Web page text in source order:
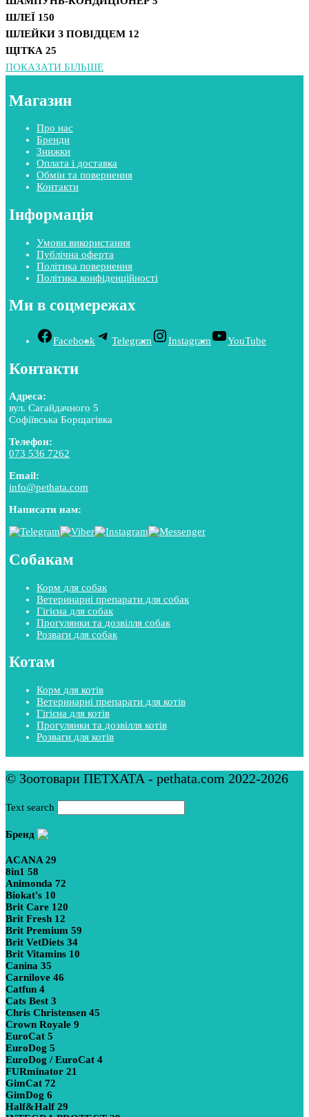
ШЛЕЇ 150
ШЛЕЙКИ З ПОВІДЦЕМ 12
ЩІТКА 25
ПОКАЗАТИ БІЛЬШЕ
Магазин
Про нас
Бренди
Знижки
Оплата і доставка
Обмін та повернення
Контакти
Інформація
Умови використання
Публічна оферта
Політика повернення
Політика конфіденційності
Ми в соцмережах
Facebook Telegram Instagram YouTube
Контакти
Адреса:
вул. Сагайдачного 5
Софіївська Борщагівка
Телефон:
073 536 7262
Email:
info@pethata.com
Написати нам:
Собакам
Корм для собак
Ветеринарні препарати для собак
Гігієна для собак
Прогулянки та дозвілля собак
Розваги для собак
Котам
Корм для котів
Ветеринарні препарати для котів
Гігієна для котів
Прогулянки та дозвілля котів
Розваги для котів
© Зоотовари ПЕТХАТА - pethata.com 2022-2026
Text search
Бренд
ACANA 29
8in1 58
Animonda 72
Biokat's 10
Brit Care 120
Brit Fresh 12
Brit Premium 59
Brit VetDiets 34
Brit Vitamins 10
Canina 35
Carnilove 46
Catfun 4
Cats Best 3
Chris Christensen 45
Crown Royale 9
EuroCat 5
EuroDog 5
EuroDog / EuroCat 4
FURminator 21
GimCat 72
GimDog 6
Half&Half 29